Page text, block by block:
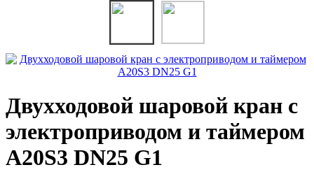
Двухходовой шаровой кран с
электроприводом и таймером
A20S3 DN25 G1